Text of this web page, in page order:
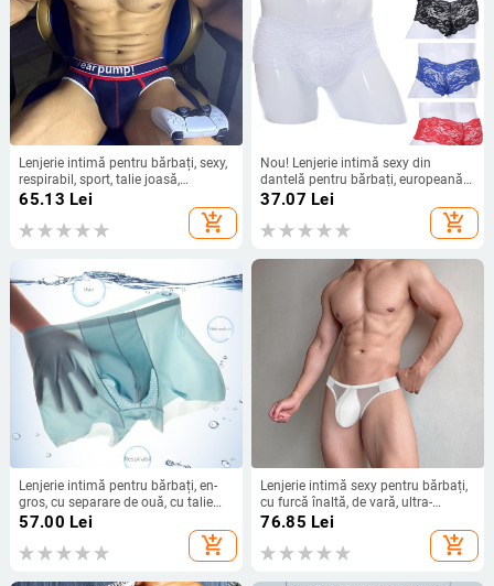
Lenjerie intimă pentru bărbați, sexy,
respirabil, sport, talie joasă,
confortabilă, plasă, chiloți
65.13 Lei
add_shopping_cart
Nou! Lenjerie intimă sexy din
dantelă pentru bărbați, europeană
și americană, pentru club de
noapte, scenă DS, performanță,
export Amazon
37.07 Lei
add_shopping_cart
Lenjerie intimă pentru bărbați, en-
gros, cu separare de ouă, cu talie
medie, boxeri fără sudură,
57.00 Lei
add_shopping_cart
Lenjerie intimă sexy pentru bărbați,
cu furcă înaltă, de vară, ultra-
subțire, din mătase glacială, talie
joasă, sport, fitness, fără cusături,
confortabile și respirabile, chiloți
76.85 Lei
add_shopping_cart